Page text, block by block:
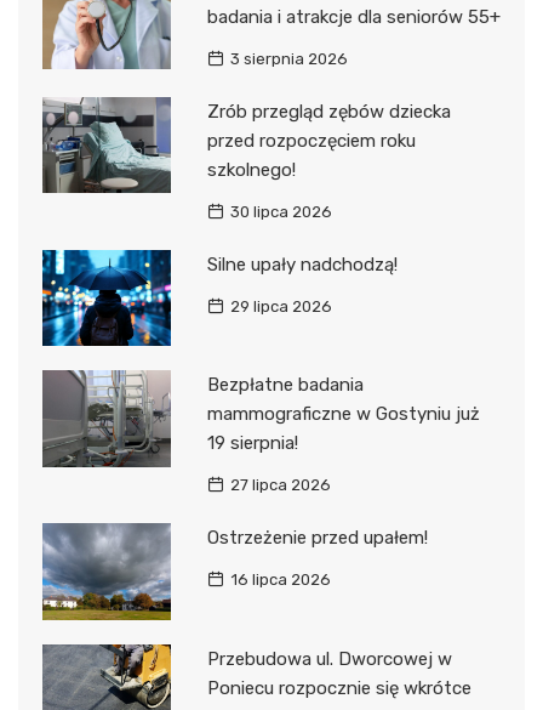
badania i atrakcje dla seniorów 55+
3 sierpnia 2026
Zrób przegląd zębów dziecka
przed rozpoczęciem roku
szkolnego!
30 lipca 2026
Silne upały nadchodzą!
29 lipca 2026
Bezpłatne badania
mammograficzne w Gostyniu już
19 sierpnia!
27 lipca 2026
Ostrzeżenie przed upałem!
16 lipca 2026
Przebudowa ul. Dworcowej w
Poniecu rozpocznie się wkrótce